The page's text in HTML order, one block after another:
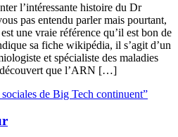
l’intéressante histoire du Dr
pas entendu parler mais pourtant,
une vraie référence qu’il est bon de
sa fiche wikipédia, il s’agit d’un
et spécialiste des maladies
découvert que l’ARN […]
de Big Tech continuent”